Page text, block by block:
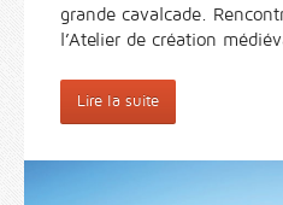
grande cavalcade.
l’Atelier de création
Lire la suite